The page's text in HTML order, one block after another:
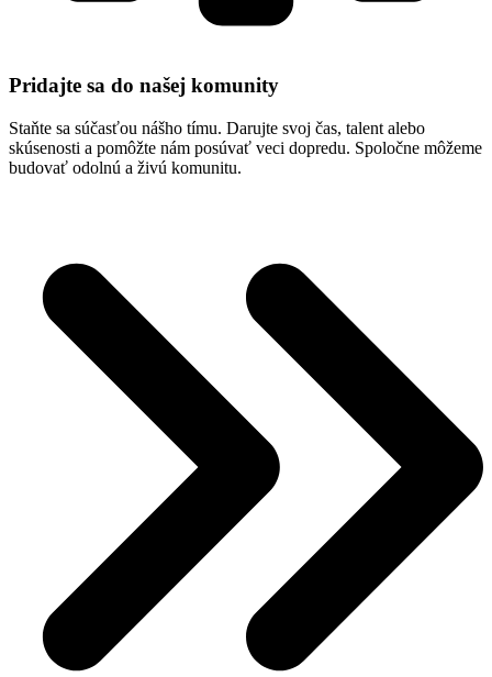
Pridajte sa do našej komunity
Staňte sa súčasťou nášho tímu. Darujte svoj čas, talent alebo
skúsenosti a pomôžte nám posúvať veci dopredu. Spoločne môžeme
budovať odolnú a živú komunitu.